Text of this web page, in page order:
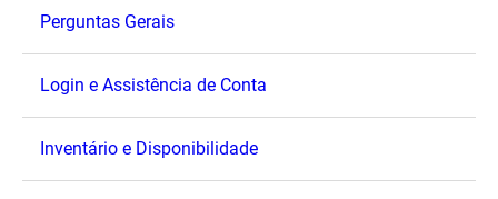
Perguntas Gerais
Login e Assistência de Conta
Inventário e Disponibilidade